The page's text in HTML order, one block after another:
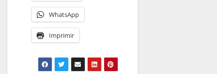
WhatsApp
Imprimir